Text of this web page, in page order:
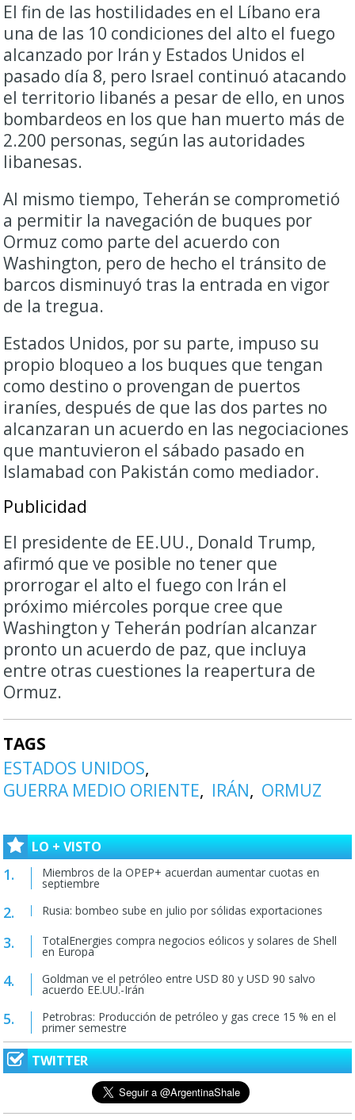
El fin de las hostilidades en el Líbano era
una de las 10 condiciones del alto el fuego
alcanzado por Irán y Estados Unidos el
pasado día 8, pero Israel continuó atacando
el territorio libanés a pesar de ello, en unos
bombardeos en los que han muerto más de
2.200 personas, según las autoridades
libanesas.
Al mismo tiempo, Teherán se comprometió
a permitir la navegación de buques por
Ormuz como parte del acuerdo con
Washington, pero de hecho el tránsito de
barcos disminuyó tras la entrada en vigor
de la tregua.
Estados Unidos, por su parte, impuso su
propio bloqueo a los buques que tengan
como destino o provengan de puertos
iraníes, después de que las dos partes no
alcanzaran un acuerdo en las negociaciones
que mantuvieron el sábado pasado en
Islamabad con Pakistán como mediador.
Publicidad
El presidente de EE.UU., Donald Trump,
afirmó que ve posible no tener que
prorrogar el alto el fuego con Irán el
próximo miércoles porque cree que
Washington y Teherán podrían alcanzar
pronto un acuerdo de paz, que incluya
entre otras cuestiones la reapertura de
Ormuz.
TAGS
ESTADOS UNIDOS
GUERRA MEDIO ORIENTE
IRÁN ORMUZ
LO + VISTO
Miembros de la OPEP+ acuerdan aumentar cuotas en
septiembre
Rusia: bombeo sube en julio por sólidas exportaciones
TotalEnergies compra negocios eólicos y solares de Shell
en Europa
Goldman ve el petróleo entre USD 80 y USD 90 salvo
acuerdo EE.UU.-Irán
Petrobras: Producción de petróleo y gas crece 15 % en el
primer semestre
TWITTER